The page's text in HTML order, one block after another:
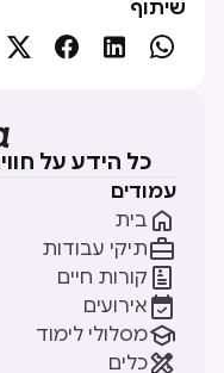
שיתוף




כל הידע על
עמודים
בית 
תיקי עבודות
קורות חיים 
אירועים 
מסלולי לימוד
כלים